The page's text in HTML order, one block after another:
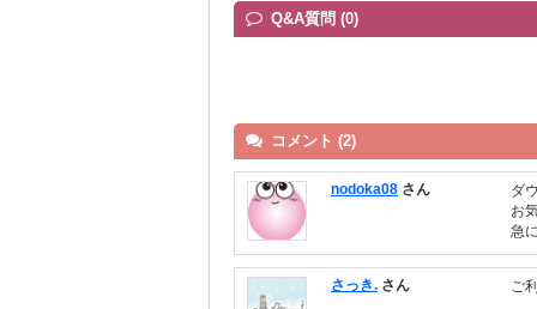
Q&A質問 (0)
コメント (2)
nodoka08 さん
ダ
お
急
さっき. さん ご